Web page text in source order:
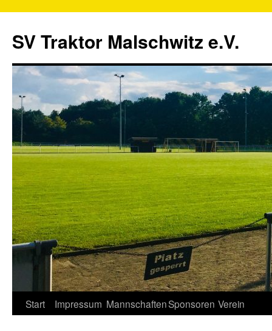
SV Traktor Malschwitz e.V.
Springe
Start Impressum MannschaftenSponsoren Verein